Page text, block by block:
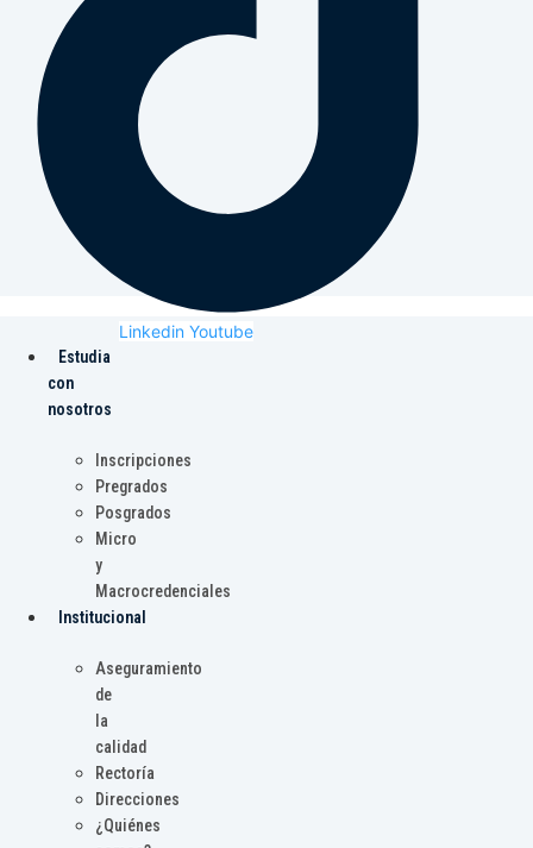
Linkedin Youtube
Estudia
con
nosotros
Inscripciones
Pregrados
Posgrados
Micro
y
Macrocredenciales
Institucional
Aseguramiento
de
la
calidad
Rectoría
Direcciones
¿Quiénes